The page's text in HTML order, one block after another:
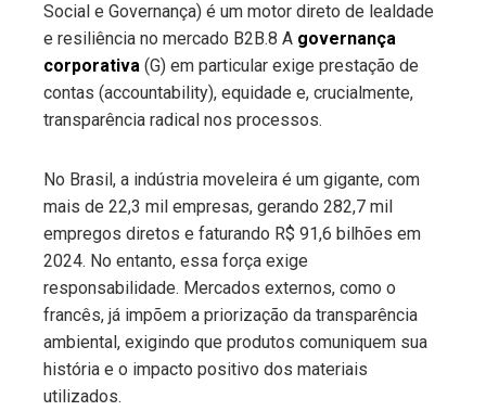
Social e Governança) é um motor direto de lealdade
e resiliência no mercado B2B.8 A governança
corporativa (G) em particular exige prestação de
contas (accountability), equidade e, crucialmente,
transparência radical nos processos.
No Brasil, a indústria moveleira é um gigante, com
mais de 22,3 mil empresas, gerando 282,7 mil
empregos diretos e faturando R$ 91,6 bilhões em
2024. No entanto, essa força exige
responsabilidade. Mercados externos, como o
francês, já impõem a priorização da transparência
ambiental, exigindo que produtos comuniquem sua
história e o impacto positivo dos materiais
utilizados.